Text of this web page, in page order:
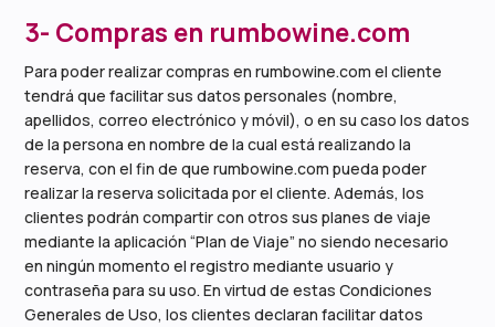
3- Compras en rumbowine.com
Para poder realizar compras en rumbowine.com el cliente
tendrá que facilitar sus datos personales (nombre,
apellidos, correo electrónico y móvil), o en su caso los datos
de la persona en nombre de la cual está realizando la
reserva, con el fin de que rumbowine.com pueda poder
realizar la reserva solicitada por el cliente. Además, los
clientes podrán compartir con otros sus planes de viaje
mediante la aplicación “Plan de Viaje” no siendo necesario
en ningún momento el registro mediante usuario y
contraseña para su uso. En virtud de estas Condiciones
Generales de Uso, los clientes declaran facilitar datos